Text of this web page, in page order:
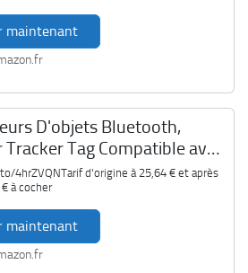
maintenant
D'objets Bluetooth,
Tracker Tag Compatible avec
4hrZVQNTarif d'origine à 25,64 €et après
à cocher
maintenant